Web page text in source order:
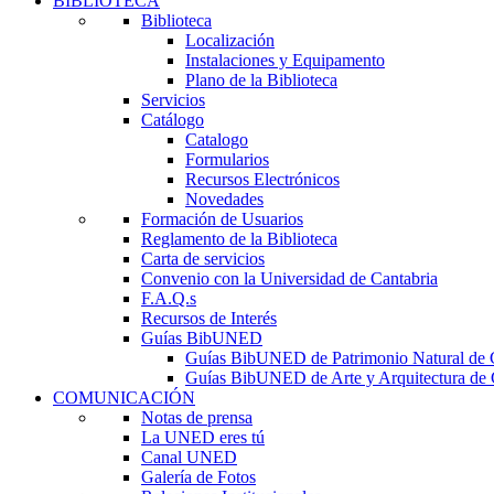
Biblioteca
Localización
Instalaciones y Equipamento
Plano de la Biblioteca
Servicios
Catálogo
Catalogo
Formularios
Recursos Electrónicos
Novedades
Formación de Usuarios
Reglamento de la Biblioteca
Carta de servicios
Convenio con la Universidad de Cantabria
F.A.Q.s
Recursos de Interés
Guías BibUNED
Guías BibUNED de Patrimonio Natural de
Guías BibUNED de Arte y Arquitectura de
COMUNICACIÓN
Notas de prensa
La UNED eres tú
Canal UNED
Galería de Fotos